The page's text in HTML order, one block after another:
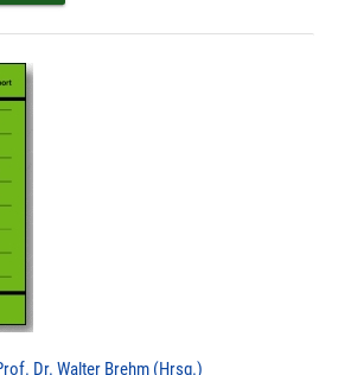
Dr. Walter Brehm (Hrsg.)